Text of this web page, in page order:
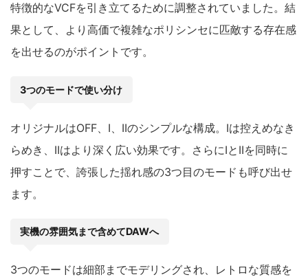
特徴的なVCFを引き立てるために調整されていました。結
果として、より高価で複雑なポリシンセに匹敵する存在感
を出せるのがポイントです。
3つのモードで使い分け
オリジナルはOFF、I、IIのシンプルな構成。Iは控えめなき
らめき、IIはより深く広い効果です。さらにIとIIを同時に
押すことで、誇張した揺れ感の3つ目のモードも呼び出せ
ます。
実機の雰囲気まで含めてDAWへ
3つのモードは細部までモデリングされ、レトロな質感を